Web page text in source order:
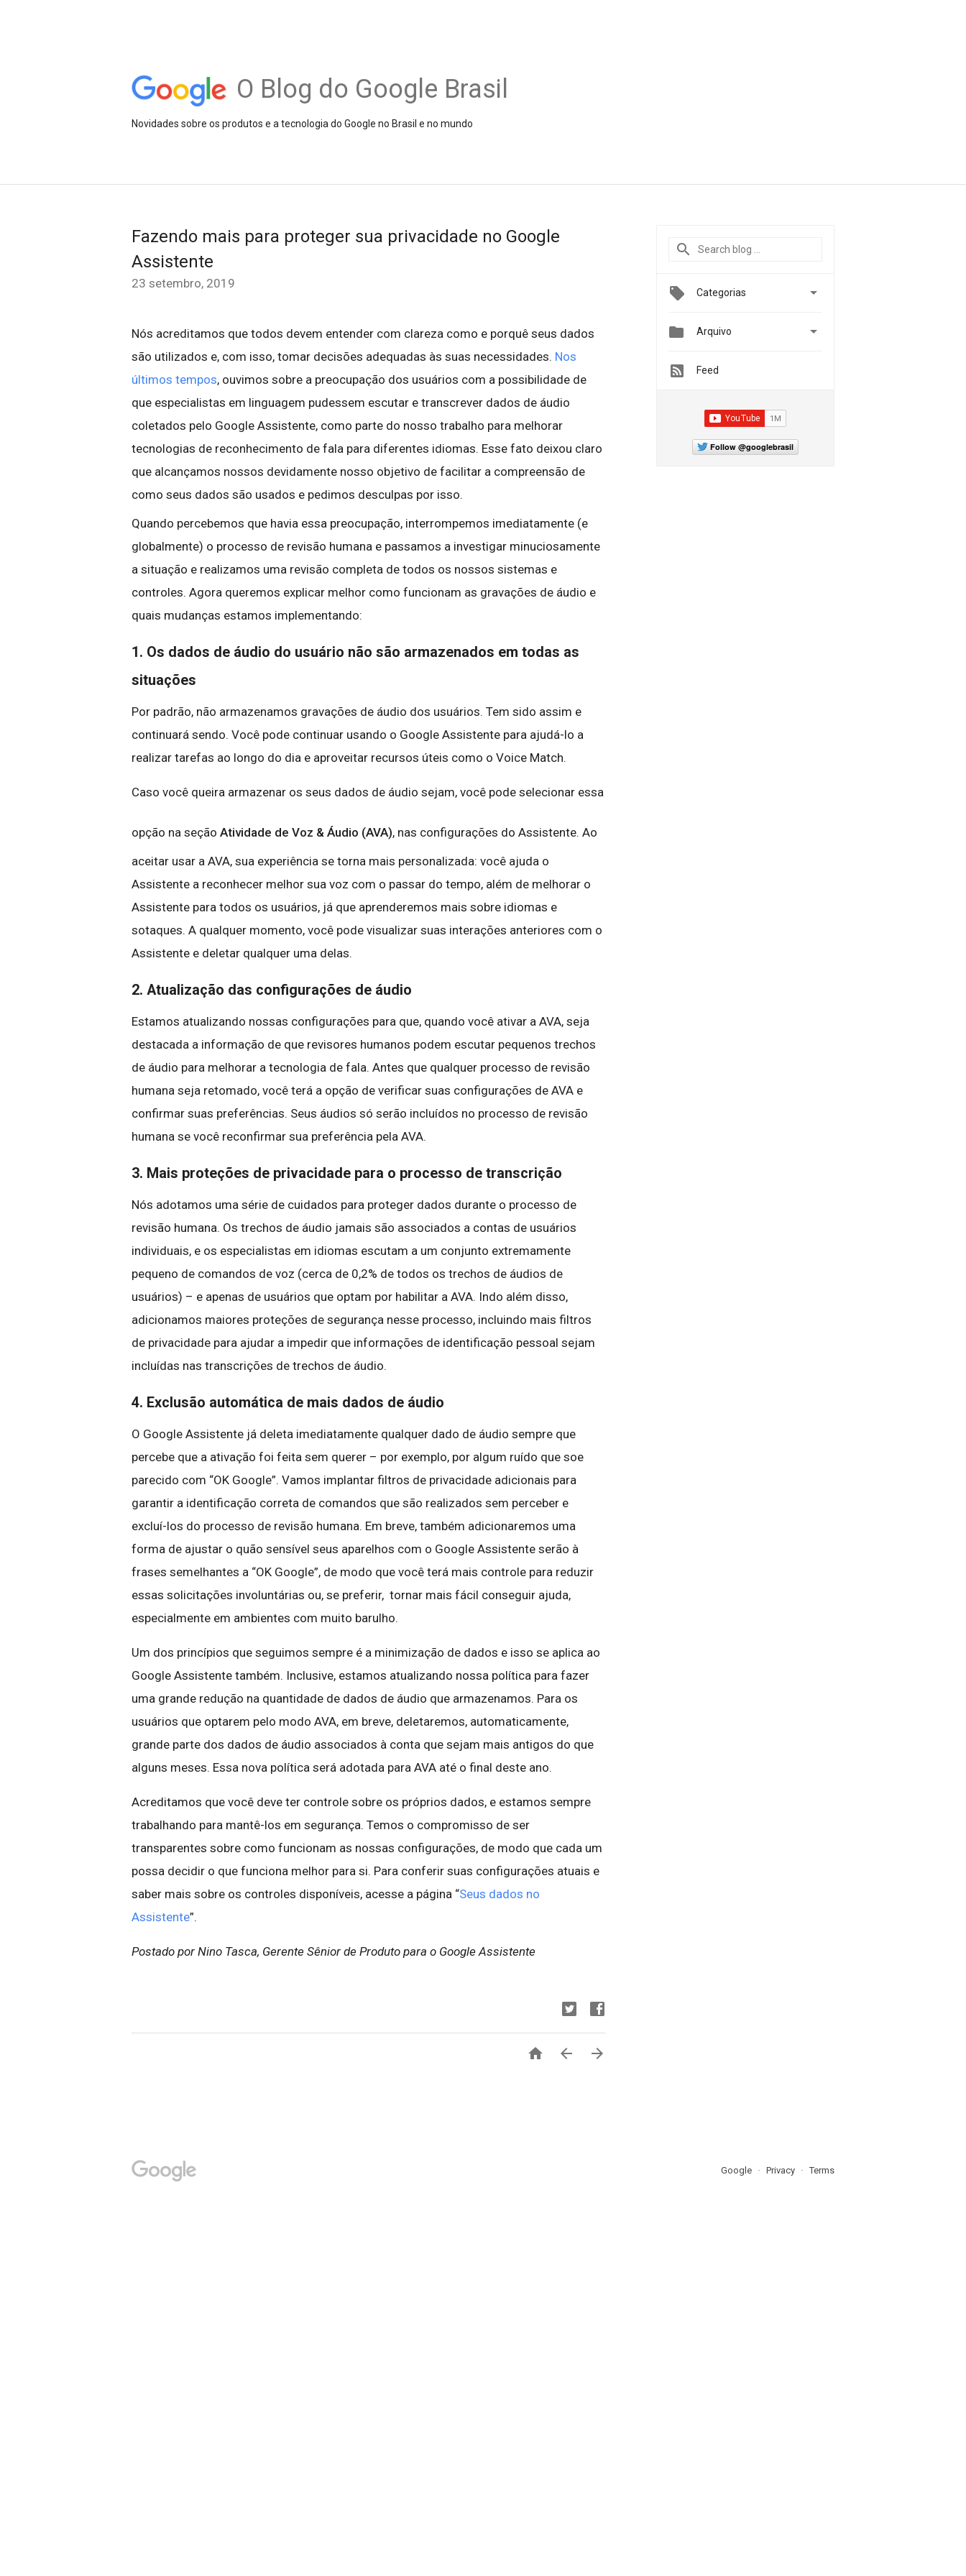
O Blog do Google Brasil
Novidades sobre os produtos e a tecnologia do Google no Brasil e no mundo
Fazendo mais para proteger sua privacidade no Google
Assistente
23 setembro, 2019
Nós acreditamos que todos devem entender com clareza como e porquê seus dados
são utilizados e, com isso, tomar decisões adequadas às suas necessidades. Nos
últimos tempos, ouvimos sobre a preocupação dos usuários com a possibilidade de
que especialistas em linguagem pudessem escutar e transcrever dados de áudio
coletados pelo Google Assistente, como parte do nosso trabalho para melhorar
tecnologias de reconhecimento de fala para diferentes idiomas. Esse fato deixou claro
que alcançamos nossos devidamente nosso objetivo de facilitar a compreensão de
como seus dados são usados e pedimos desculpas por isso.
Quando percebemos que havia essa preocupação, interrompemos imediatamente (e
globalmente) o processo de revisão humana e passamos a investigar minuciosamente
a situação e realizamos uma revisão completa de todos os nossos sistemas e
controles. Agora queremos explicar melhor como funcionam as gravações de áudio e
quais mudanças estamos implementando:
1. Os dados de áudio do usuário não são armazenados em todas as
situações
Por padrão, não armazenamos gravações de áudio dos usuários. Tem sido assim e
continuará sendo. Você pode continuar usando o Google Assistente para ajudá-lo a
realizar tarefas ao longo do dia e aproveitar recursos úteis como o Voice Match.
Caso você queira armazenar os seus dados de áudio sejam, você pode selecionar essa
opção na seção Atividade de Voz & Áudio (AVA), nas configurações do Assistente. Ao
aceitar usar a AVA, sua experiência se torna mais personalizada: você ajuda o
Assistente a reconhecer melhor sua voz com o passar do tempo, além de melhorar o
Assistente para todos os usuários, já que aprenderemos mais sobre idiomas e
sotaques. A qualquer momento, você pode visualizar suas interações anteriores com o
Assistente e deletar qualquer uma delas.
2. Atualização das configurações de áudio
Estamos atualizando nossas configurações para que, quando você ativar a AVA, seja
destacada a informação de que revisores humanos podem escutar pequenos trechos
de áudio para melhorar a tecnologia de fala. Antes que qualquer processo de revisão
humana seja retomado, você terá a opção de verificar suas configurações de AVA e
confirmar suas preferências. Seus áudios só serão incluídos no processo de revisão
humana se você reconfirmar sua preferência pela AVA.
3. Mais proteções de privacidade para o processo de transcrição
Nós adotamos uma série de cuidados para proteger dados durante o processo de
revisão humana. Os trechos de áudio jamais são associados a contas de usuários
individuais, e os especialistas em idiomas escutam a um conjunto extremamente
pequeno de comandos de voz (cerca de 0,2% de todos os trechos de áudios de
usuários) – e apenas de usuários que optam por habilitar a AVA. Indo além disso,
adicionamos maiores proteções de segurança nesse processo, incluindo mais filtros
de privacidade para ajudar a impedir que informações de identificação pessoal sejam
incluídas nas transcrições de trechos de áudio.
4. Exclusão automática de mais dados de áudio
O Google Assistente já deleta imediatamente qualquer dado de áudio sempre que
percebe que a ativação foi feita sem querer – por exemplo, por algum ruído que soe
parecido com “OK Google”. Vamos implantar filtros de privacidade adicionais para
garantir a identificação correta de comandos que são realizados sem perceber e
excluí-los do processo de revisão humana. Em breve, também adicionaremos uma
forma de ajustar o quão sensível seus aparelhos com o Google Assistente serão à
frases semelhantes a “OK Google”, de modo que você terá mais controle para reduzir
essas solicitações involuntárias ou, se preferir, tornar mais fácil conseguir ajuda,
especialmente em ambientes com muito barulho.
Um dos princípios que seguimos sempre é a minimização de dados e isso se aplica ao
Google Assistente também. Inclusive, estamos atualizando nossa política para fazer
uma grande redução na quantidade de dados de áudio que armazenamos. Para os
usuários que optarem pelo modo AVA, em breve, deletaremos, automaticamente,
grande parte dos dados de áudio associados à conta que sejam mais antigos do que
alguns meses. Essa nova política será adotada para AVA até o final deste ano.
Acreditamos que você deve ter controle sobre os próprios dados, e estamos sempre
trabalhando para mantê-los em segurança. Temos o compromisso de ser
transparentes sobre como funcionam as nossas configurações, de modo que cada um
possa decidir o que funciona melhor para si. Para conferir suas configurações atuais e
saber mais sobre os controles disponíveis, acesse a página “Seus dados no
Assistente”.
Postado por Nino Tasca, Gerente Sênior de Produto para o Google Assistente
  
Categorias 
 Arquivo 
Feed
Follow @googlebrasil
Google Privacy Terms